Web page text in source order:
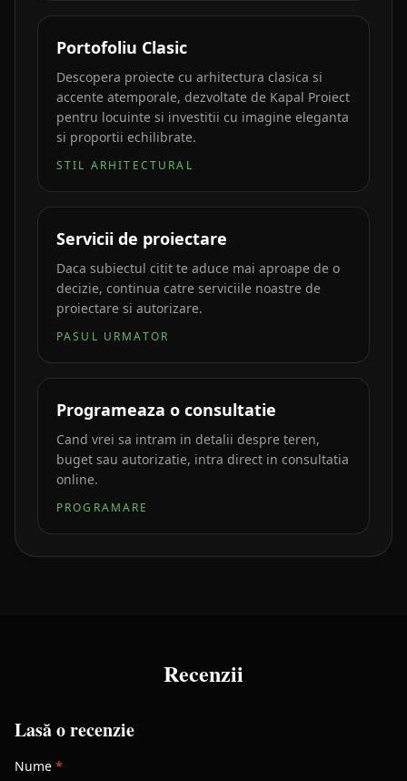
Portofoliu Clasic
Descopera proiecte cu arhitectura clasica si
accente atemporale, dezvoltate de Kapal Proiect
pentru locuinte si investitii cu imagine eleganta
si proportii echilibrate.
STIL ARHITECTURAL
Servicii de proiectare
Daca subiectul citit te aduce mai aproape de o
decizie, continua catre serviciile noastre de
proiectare si autorizare.
PASUL URMATOR
Programeaza o consultatie
Cand vrei sa intram in detalii despre teren,
buget sau autorizatie, intra direct in consultatia
online.
PROGRAMARE
Recenzii
Lasă o recenzie
Nume *